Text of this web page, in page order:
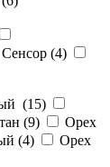
Сенсор (4)
(15)
(9)
Орех
(4)
Орех